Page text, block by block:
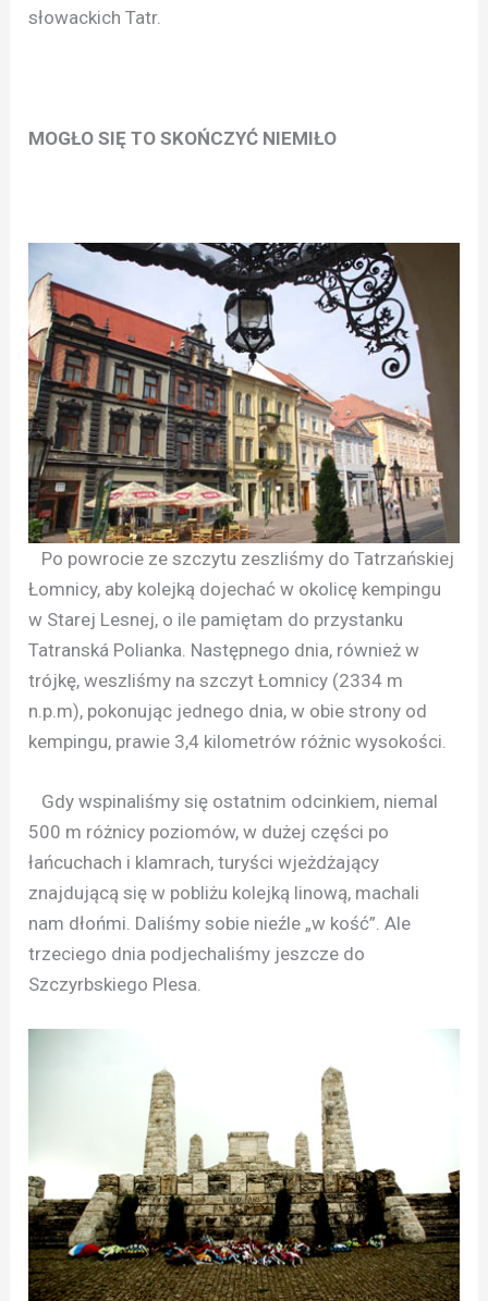
słowackich Tatr.
MOGŁO SIĘ TO SKOŃCZYĆ NIEMIŁO
Po powrocie ze szczytu zeszliśmy do Tatrzańskiej
Łomnicy, aby kolejką dojechać w okolicę kempingu
w Starej Lesnej, o ile pamiętam do przystanku
Tatranská Polianka. Następnego dnia, również w
trójkę, weszliśmy na szczyt Łomnicy (2334 m
n.p.m), pokonując jednego dnia, w obie strony od
kempingu, prawie 3,4 kilometrów różnic wysokości.
Gdy wspinaliśmy się ostatnim odcinkiem, niemal
500 m różnicy poziomów, w dużej części po
łańcuchach i klamrach, turyści wjeżdżający
znajdującą się w pobliżu kolejką linową, machali
nam dłońmi. Daliśmy sobie nieźle „w kość”. Ale
trzeciego dnia podjechaliśmy jeszcze do
Szczyrbskiego Plesa.